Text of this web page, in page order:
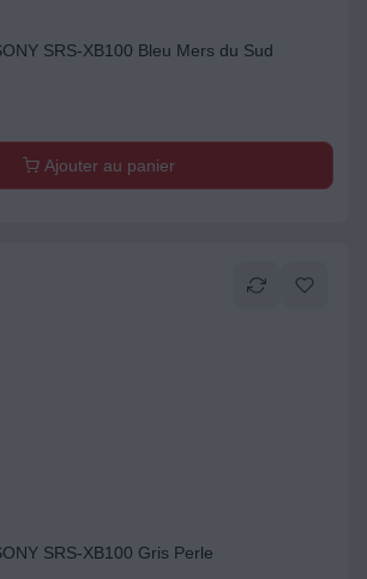
SRS-XB100 Bleu Mers du Sud
Ajouter au panier
SRS-XB100 Gris Perle